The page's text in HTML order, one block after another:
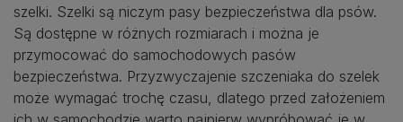
szelki. Szelki są niczym pasy bezpieczeństwa dla psów.
Są dostępne w różnych rozmiarach i można je
przymocować do samochodowych pasów
bezpieczeństwa. Przyzwyczajenie szczeniaka do szelek
może wymagać trochę czasu, dlatego przed założeniem